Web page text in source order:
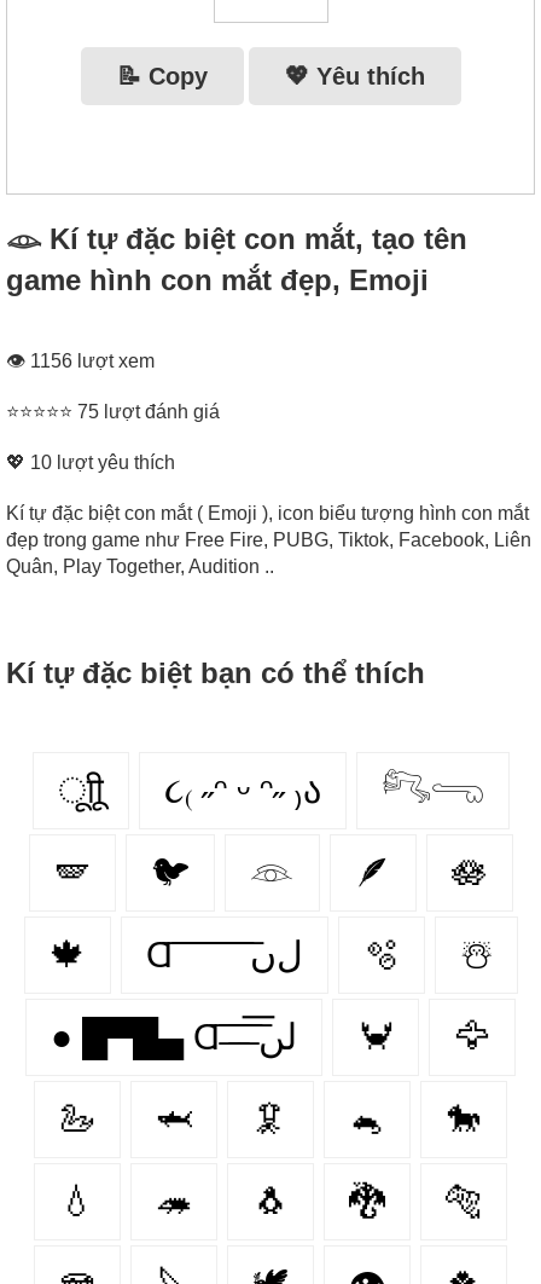
📝 Copy 💖 Yêu thích
𓁼 Kí tự đặc biệt con mắt, tạo tên
game hình con mắt đẹp, Emoji
👁 1156 lượt xem
⭐⭐⭐⭐⭐ 75 lượt đánh giá
💖 10 lượt yêu thích
Kí tự đặc biệt con mắt ( Emoji ), icon biểu tượng hình con mắt
đẹp trong game như Free Fire, PUBG, Tiktok, Facebook, Liên
Quân, Play Together, Audition ..
Kí tự đặc biệt bạn có thể thích
ूाीू ૮₍ ˶ᵔ ᵕ ᵔ˶ ₎ა 𓀐𓂸
🪽 🐦 𓁻 🪶 🪷
🍁 Ɑ͞ ͞ ͞ ͞ ͞ ͞ ͞ ͞ لﮞ 🫧 ☃️
● █▀█▄ Ɑ͞ ̶͞ ̶͞ ̶͞ لں͞ 🦀 🦅
🦢 🦈 🦑 🐁 🐎
💧 🦔 🐧 🐉 🐅